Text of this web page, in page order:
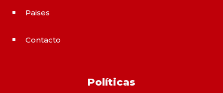
^ Paises
^ Contacto
Políticas